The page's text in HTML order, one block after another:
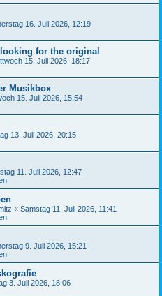
16. Juli 2026, 12:19
for the original
15. Juli 2026, 18:17
Musikbox
15. Juli 2026, 15:54
13. Juli 2026, 20:15
11. Juli 2026, 12:47
« Samstag 11. Juli 2026, 11:41
9. Juli 2026, 15:21
3. Juli 2026, 18:06